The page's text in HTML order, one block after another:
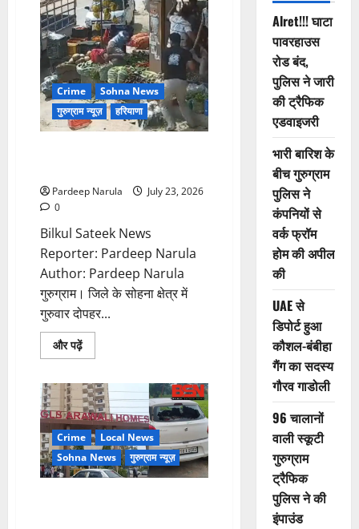
Crime
Sohna News
गुरुग्राम न्यूज़
हरियाणा
Pardeep Narula
July 23, 2026
0
Bilkul Sateek News
Reporter: Pardeep Narula
Author: Pardeep Narula
गुरुग्राम। जिले के सोहना क्षेत्र में
गुरुवार दोपहर...
और पढ़ेंRead
more
में
दो
भाइयों
पर
जानलेवा
हमला!!!
Crime
Local News
Sohna News
गुरुग्राम न्यूज़
Alret!!! घाटा
पावरहाउस
रोड बंद,
पुलिस ने जारी
की ट्रैफिक
एडवाइजरी
भारी बारिश के
बीच गुरुग्राम
पुलिस ने
कंपनियों से
वर्क फ्रॉम
होम की अपील
की
UAE से
डिपोर्ट हुआ
कौशल-बंबीहा
गैंग का सदस्य
गौरव गाडोली
96 चालानों
वाली स्कूटी
गुरुग्राम
ट्रैफिक
पुलिस ने की
इंपाउंड